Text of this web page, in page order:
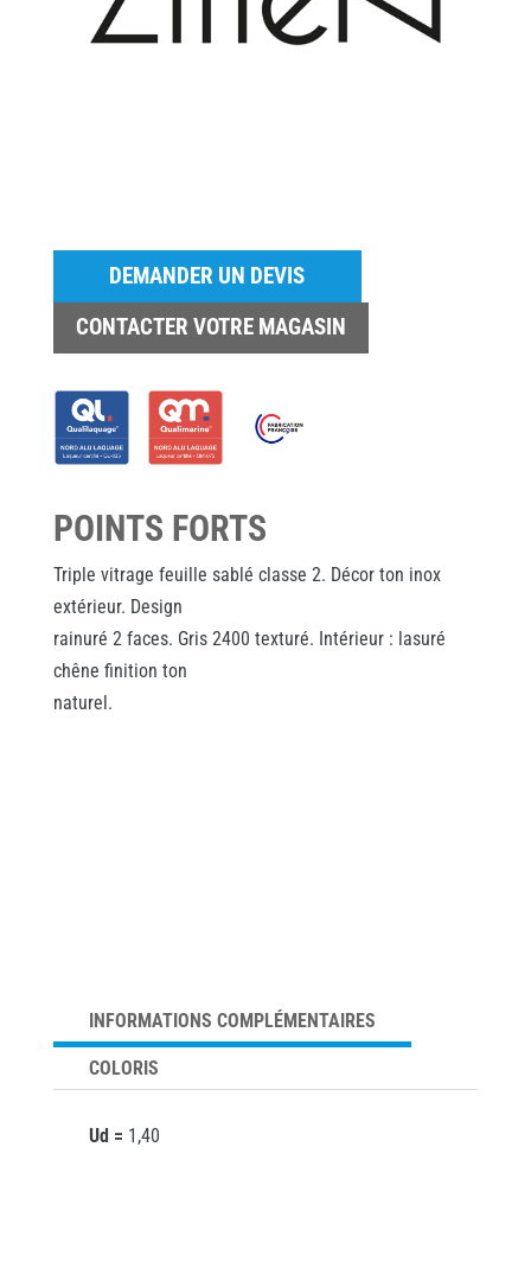
DEMANDER UN DEVIS
CONTACTER VOTRE MAGASIN
POINTS FORTS
Triple vitrage feuille sablé classe 2. Décor ton inox
extérieur. Design
rainuré 2 faces. Gris 2400 texturé. Intérieur : lasuré
chêne finition ton
naturel.
INFORMATIONS COMPLÉMENTAIRES
COLORIS
Ud = 1,40